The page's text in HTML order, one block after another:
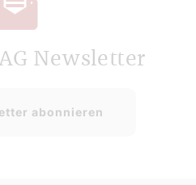
Newsletter
abonnieren